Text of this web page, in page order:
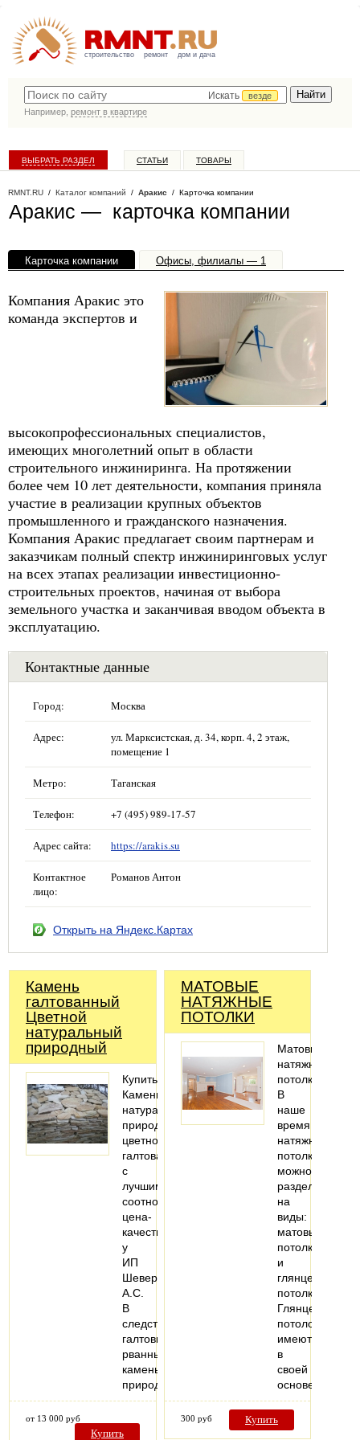
строительство ремонт дом и дача
Искать
везде
Например, ремонт в квартире
ВЫБРАТЬ РАЗДЕЛ СТАТЬИ ТОВАРЫ
RMNT.RU / Каталог компаний / Аракис / Карточка компании
Аракис — карточка компании
Карточка компании Офисы, филиалы — 1
Компания Аракис это
команда экспертов и
высокопрофессиональных специалистов,
имеющих многолетний опыт в области
строительного инжиниринга. На протяжении
более чем 10 лет деятельности, компания приняла
участие в реализации крупных объектов
промышленного и гражданского назначения.
Компания Аракис предлагает своим партнерам и
заказчикам полный спектр инжиниринговых услуг
на всех этапах реализации инвестиционно-
строительных проектов, начиная от выбора
земельного участка и заканчивая вводом объекта в
эксплуатацию.
Контактные данные
Город: Москва
Адрес:
ул. Марксистская, д. 34, корп. 4, 2 этаж,
помещение 1
Метро: Таганская
Телефон: +7 (495) 989-17-57
Адрес сайта: https://arakis.su
Контактное
лицо:
Романов Антон
Открыть на Яндекс.Картах
Камень
галтованный
Цветной
натуральный
природный
Купить
Камень
натуральный
природный
цветной
галтованный
с
лучшим
соотношение
цена-
качество
у
ИП
Шеверев
А.С.
В
следствии
галтовки
рванный
камень
природный…
от 13 000 руб
Купить
МАТОВЫЕ
НАТЯЖНЫЕ
ПОТОЛКИ
Матовые
натяжные
потолки
В
наше
время
натяжные
потолки
можно
разделить
на
виды:
матовые
потолки
и
глянцевые
потолки.
Глянцевый
потолок
имеют
в
своей
основе…
300 руб Купить